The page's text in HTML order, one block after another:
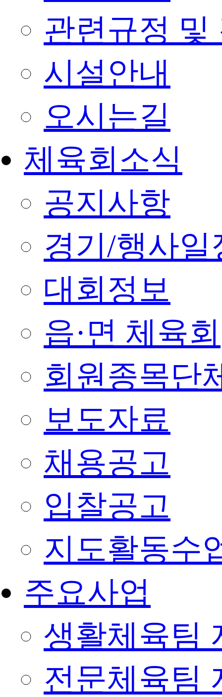
관련규정 및
시설안내
오시는길
체육회소식
공지사항
경기/행사일
대회정보
읍·면 체육회
회원종목단
보도자료
채용공고
입찰공고
지도활동수
주요사업
생활체육팀
전문체육팀